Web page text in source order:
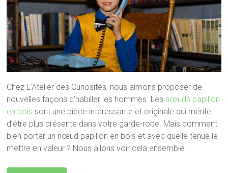
Chez L’Atelier des Curiosités, nous aimons proposer de
nouvelles façons d’habiller les hommes. Les nœuds papillon
en bois sont une pièce intéressante et originale qui mérite
d’être plus présente dans votre garde-robe. Mais comment
bien porter un nœud papillon en bois et avec quelle tenue le
mettre en valeur ? Nous allons voir cela ensemble.